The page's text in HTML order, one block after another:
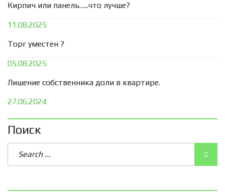
Кирпич или панель…..что лучше?
11.08.2025
Торг уместен ?
05.08.2025
Лишение собственника доли в квартире.
27.06.2024
Поиск